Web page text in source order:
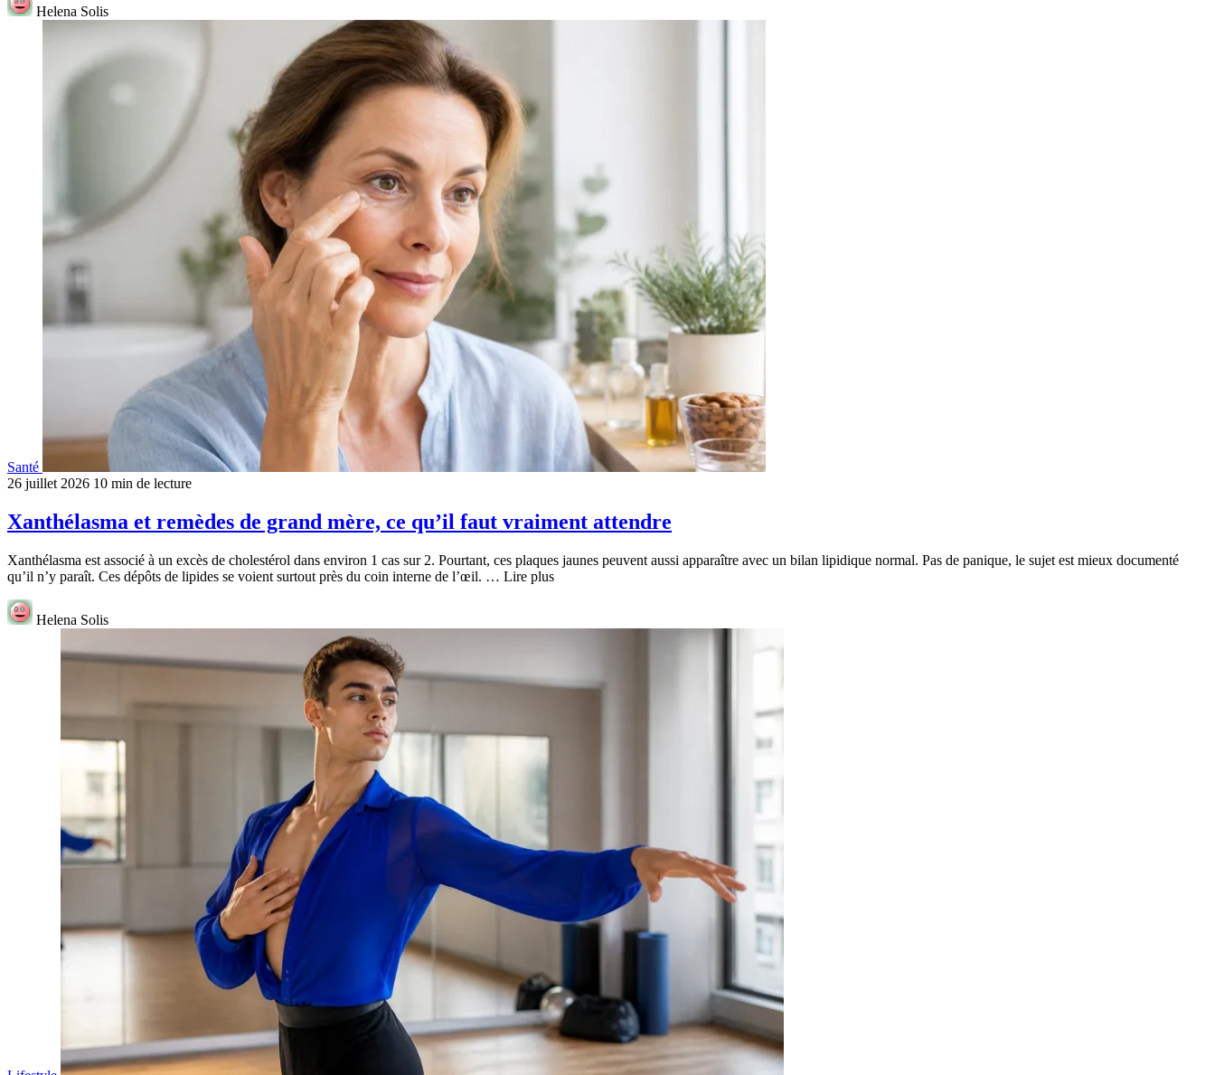
Helena Solis
Santé
26 juillet 2026 10 min de lecture
Xanthélasma et remèdes de grand mère, ce qu’il faut vraiment attendre
Xanthélasma est associé à un excès de cholestérol dans environ 1 cas sur 2. Pourtant, ces plaques jaunes peuvent aussi apparaître avec un bilan lipidique normal. Pas de panique, le sujet est mieux documenté
qu’il n’y paraît. Ces dépôts de lipides se voient surtout près du coin interne de l’œil. … Lire plus
Helena Solis